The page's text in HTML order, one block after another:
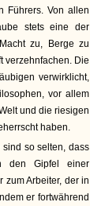
Führers. Von allen
stets eine der
zu, Berge zu
verzehnfachen. Die
verwirklicht,
vor allem
und die riesigen
haben.
so selten, dass
den Gipfel einer
Arbeiter, der in
er fortwährend